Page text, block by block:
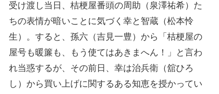
受け渡し当日、桔梗屋番頭の周助（泉澤祐希）た
ちの表情が暗いことに気づく幸と智蔵（松本怜
生）。すると、孫六（吉見一豊）から「桔梗屋の
屋号も暖簾も、もう使てはあきまへん！」と言わ
れ当惑するが、その前日、幸は治兵衛（舘ひろ
し）から買い上げに関するある知恵を授かってい